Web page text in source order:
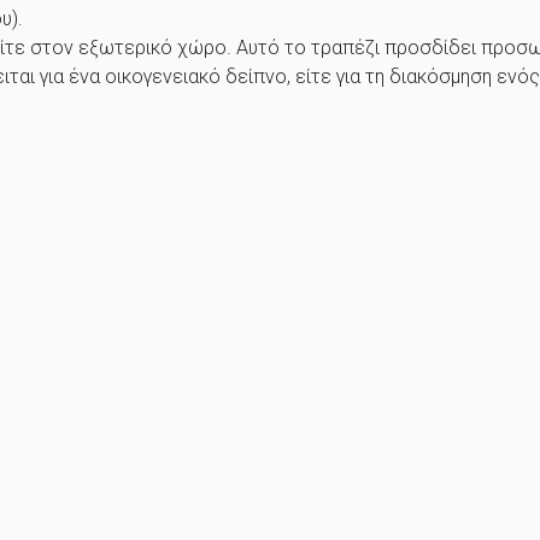
είτε στον εξωτερικό χώρο. Αυτό το τραπέζι προσδίδει
για ένα οικογενειακό δείπνο, είτε για τη διακόσμηση